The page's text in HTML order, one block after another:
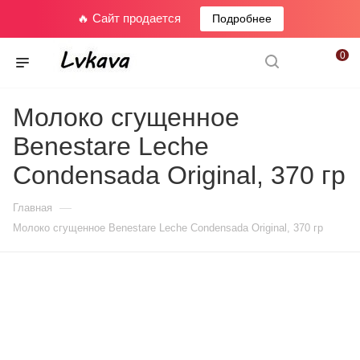
🔥 Сайт продается Подробнее
0
Молоко сгущенное
Benestare Leche
Condensada Original, 370 гр
Главная —
Молоко сгущенное Benestare Leche Condensada Original, 370 гр